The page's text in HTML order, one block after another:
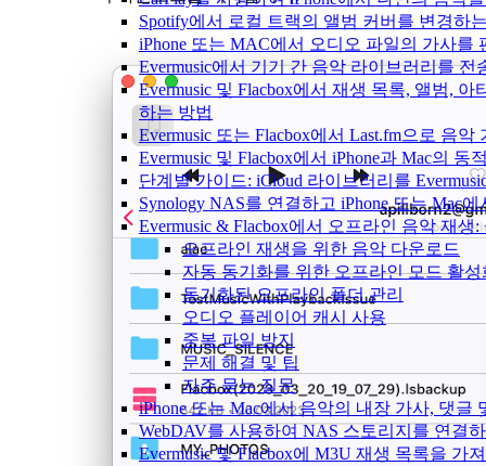
Spotify에서 로컬 트랙의 앨범 커버를 변경하
iPhone 또는 MAC에서 오디오 파일의 가사를
Evermusic에서 기기 간 음악 라이브러리를
Evermusic 및 Flacbox에서 재생 목록, 앨범,
하는 방법
Evermusic 또는 Flacbox에서 Last.fm으로 음
Evermusic 및 Flacbox에서 iPhone과 Mac의
단계별 가이드: iCloud 라이브러리를
Synology NAS를 연결하고 iPhone 또는 Mac
Evermusic & Flacbox에서 오프라인 음악 재
오프라인 재생을 위한 음악 다운로드
자동 동기화를 위한 오프라인 모드 활성
동기화된 오프라인 폴더 관리
오디오 플레이어 캐시 사용
중복 파일 방지
문제 해결 및 팁
자주 묻는 질문
iPhone 또는 Mac에서 음악의 내장 가사, 댓글
WebDAV를 사용하여 NAS 스토리지를 연결
Evermusic 및 Flacbox에 M3U 재생 목록을 가